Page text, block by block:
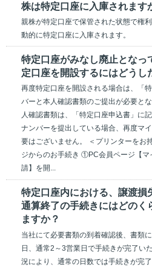
株は特定口座に入庫されます
親株が特定口座で保管された状態で権
動的に特定口座に入庫されます。
特定口座がみなし廃止となっ
定口座を開設するにはどうし
再度特定口座を開設される場合は、「
バーと本人確認書類のご提出が必要と
人確認書類は、「特定口座申込書」に
ナンバーを提出している場合、再度マ
要はございません。 ＜プリンターをお
ジからのお手続き ①PC会員ページ【マ
請】を開...
特定口座内における、譲渡損
通算終了の手続きにはどのく
ますか？
当社にて必要書類の到着確認後、書類
日、通常2～3営業日で手続きが完了い
況により、通常の日数では手続きが完